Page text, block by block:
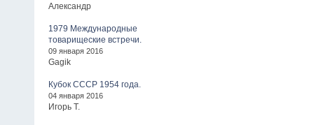
Александр
1979 Международные
товарищеские встречи.
09 января 2016
Gagik
Кубок СССР 1954 года.
04 января 2016
Игорь Т.